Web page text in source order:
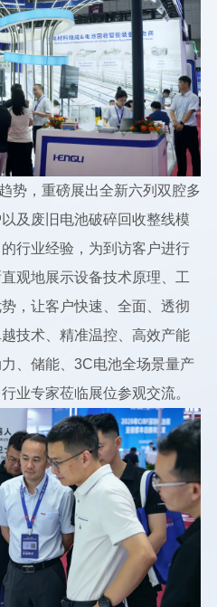
势，重磅展出全新六列双腔多
及废旧电池破碎回收整线模
行业经验，为到访客户进行
观地展示设备技术原理、工
，让客户快速、全面、透彻
技术、精准温控、高效产能
、储能、3C电池全场景量产
业专家莅临展位参观交流。